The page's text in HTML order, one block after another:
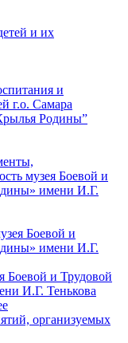
и их
и
г.о. Самара
Родины”
музея Боевой и
имени И.Г.
Боевой и
имени И.Г.
Боевой и Трудовой
И.Г. Тенькова
организуемых